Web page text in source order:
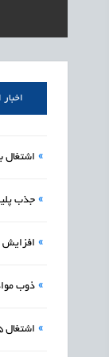
1405/05/15
» اشتغال
» جذب
» افزایش
» ذوب مواد
» اشتغال 85 درصدی کارگران در شرکتهای کوچک